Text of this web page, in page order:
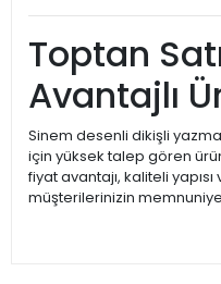
Toptan
Avantajlı
Sinem desenli dikişli
için yüksek talep gören
fiyat avantajı, kaliteli
müşterilerinizin